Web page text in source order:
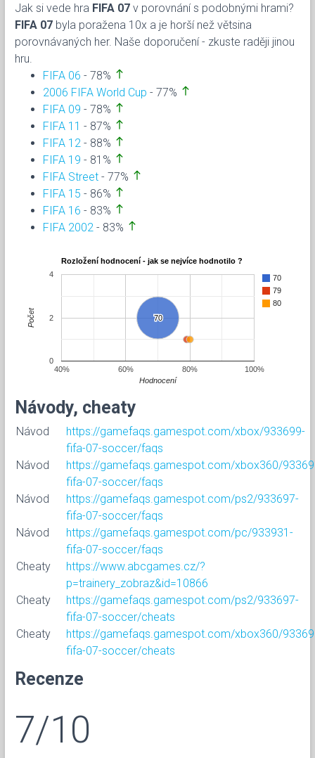
Jak si vede hra FIFA 07 v porovnání s podobnými hrami?
FIFA 07 byla poražena 10x a je horší než větsina
porovnávaných her. Naše doporučení - zkuste raději jinou
hru.
FIFA 06 - 78% north
2006 FIFA World Cup - 77% north
FIFA 09 - 78% north
FIFA 11 - 87% north
FIFA 12 - 88% north
FIFA 19 - 81% north
FIFA Street - 77% north
FIFA 15 - 86% north
FIFA 16 - 83% north
FIFA 2002 - 83% north
Rozložení hodnocení - jak se nejvíce hodnotilo ?
70
79
80
70
70
40% 60% 80% 100%
0
2
4
Hodnocení
Počet
Návody, cheaty
Návod
https://gamefaqs.gamespot.com/xbox/933699-
fifa-07-soccer/faqs
Návod
https://gamefaqs.gamespot.com/xbox360/
fifa-07-soccer/faqs
Návod
https://gamefaqs.gamespot.com/ps2/933697-
fifa-07-soccer/faqs
Návod
https://gamefaqs.gamespot.com/pc/933931-
fifa-07-soccer/faqs
Cheaty
https://www.abcgames.cz/?
p=trainery_zobraz&id=10866
Cheaty
https://gamefaqs.gamespot.com/ps2/933697-
fifa-07-soccer/cheats
Cheaty
https://gamefaqs.gamespot.com/xbox360/
fifa-07-soccer/cheats
Recenze
7/10